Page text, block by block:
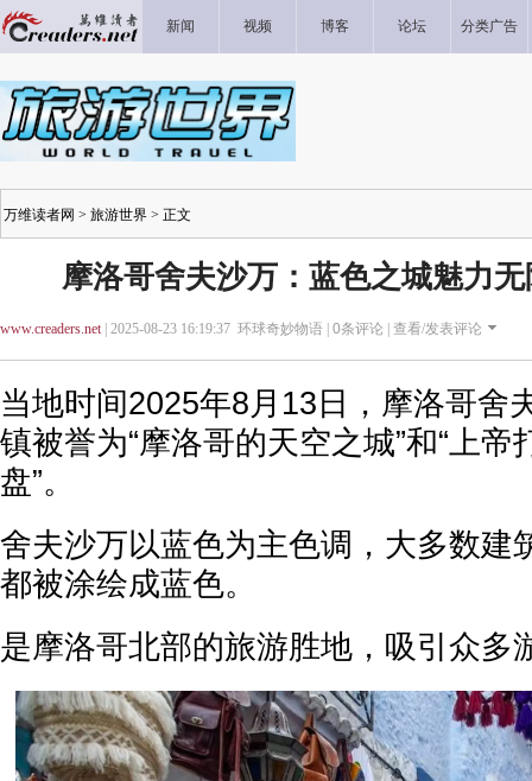
新闻 视频 博客 论坛 分类广告
万维读者网 > 旅游世界 > 正文
摩洛哥舍夫沙万：蓝色之城魅力
www.creaders.net| 2025-08-23 16:19:37 环球奇妙物语 | 0条评论 | 查看/发表评论
当地时间2025年8月13日，摩洛哥舍
镇被誉为“摩洛哥的天空之城”和“上帝
盘”。
舍夫沙万以蓝色为主色调，大多数建
都被涂绘成蓝色。
是摩洛哥北部的旅游胜地，吸引众多